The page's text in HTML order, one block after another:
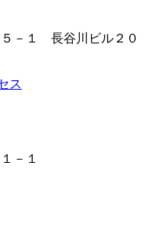
－１ 長谷川ビル２０
ス
－１